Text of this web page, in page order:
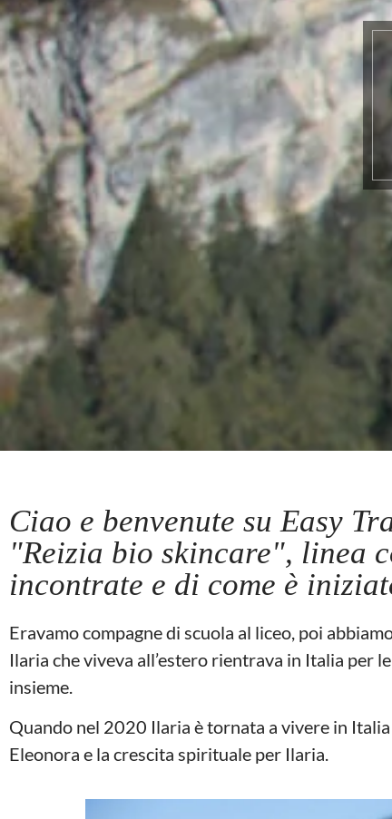
Ciao e benvenute su Easy
"Reizia bio skincare", linea
incontrate e di come è
Eravamo compagne di scuola al liceo, poi
Ilaria che viveva all’estero rientrava in Italia per
insieme.
Quando nel 2020 Ilaria è tornata a vivere in
Eleonora e la crescita spirituale per Ilaria.